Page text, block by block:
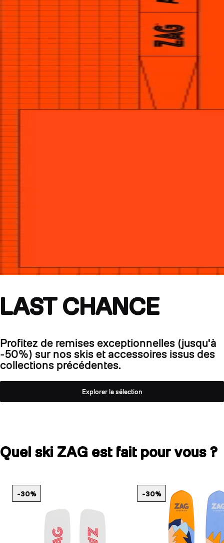
LAST CHANCE
Profitez de remises exceptionnelles (jusqu'à
-50%) sur nos skis et accessoires issus des
collections précédentes.
Explorer la sélection
Quel ski ZAG est fait pour vous ?
-30% -30%